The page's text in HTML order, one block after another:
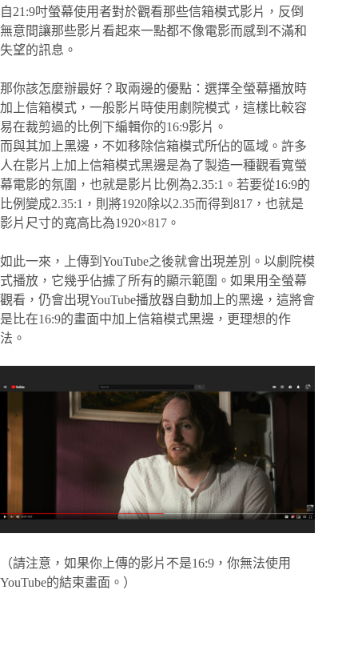
自21:9吋螢幕使用者對於觀看那些信箱模式影片，反倒
無意間讓那些影片看起來一點都不像電影而感到不滿和
失望的訊息。
那你該怎麼辦最好？取兩邊的優點：選擇全螢幕播放時
加上信箱模式，一般影片時使用劇院模式，這樣比較容
易在裁剪過的比例下編輯你的16:9影片。
而與其加上黑邊，不如移除信箱模式所佔的區域。許多
人在影片上加上信箱模式黑邊是為了製造一種觀看寬螢
幕電影的氛圍，也就是影片比例為2.35:1。若要從16:9的
比例變成2.35:1，則將1920除以2.35而得到817，也就是
影片尺寸的寬高比為1920×817。
如此一來，上傳到YouTube之後就會出現差別。以劇院模
式播放，它幾乎佔據了所有的顯示範圍。如果用全螢幕
觀看，仍會出現YouTube播放器自動加上的黑邊，這將會
是比在16:9的畫面中加上信箱模式黑邊，更理想的作
法。
（請注意，如果你上傳的影片不是16:9，你無法使用
YouTube的結束畫面。）